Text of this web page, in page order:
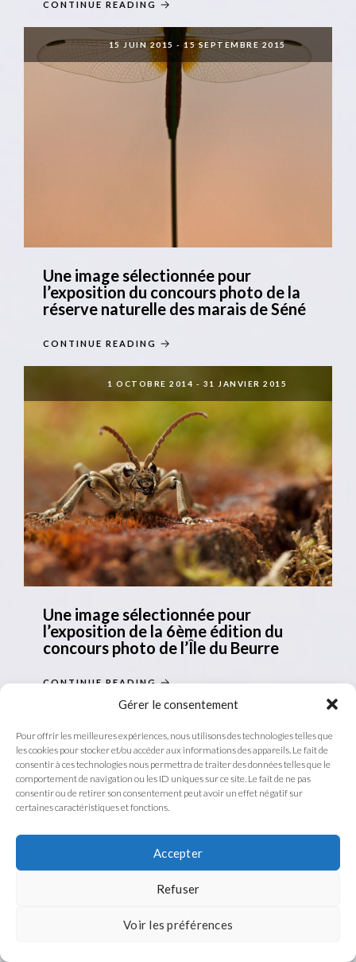
Gérer le consentement
Pour offrir les meilleures expériences, nous utilisons des technologies telles que
les cookies pour stocker et/ou accéder aux informations des appareils. Le fait de
consentir à ces technologies nous permettra de traiter des données telles que le
comportement de navigation ou les ID uniques sur ce site. Le fait de ne pas
consentir ou de retirer son consentement peut avoir un effet négatif sur
certaines caractéristiques et fonctions.
Accepter
Refuser
Voir les préférences
CONTINUE READING
15 JUIN 2015 -15 SEPTEMBRE 2015
Une image sélectionnée pour
l’exposition du concours photo de la
réserve naturelle des marais de Séné
CONTINUE READING
1 OCTOBRE 2014 - 31 JANVIER 2015
Une image sélectionnée pour
l’exposition de la 6ème édition du
concours photo de l’Île du Beurre
CONTINUE READING